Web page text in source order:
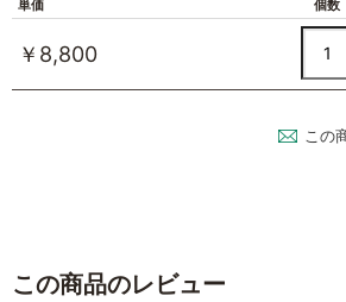
単価 個数
￥8,800
この
この商品のレビュー